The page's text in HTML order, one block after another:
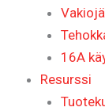
16A
Resurssi